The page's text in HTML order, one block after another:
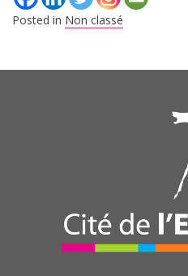
Posted in Non classé